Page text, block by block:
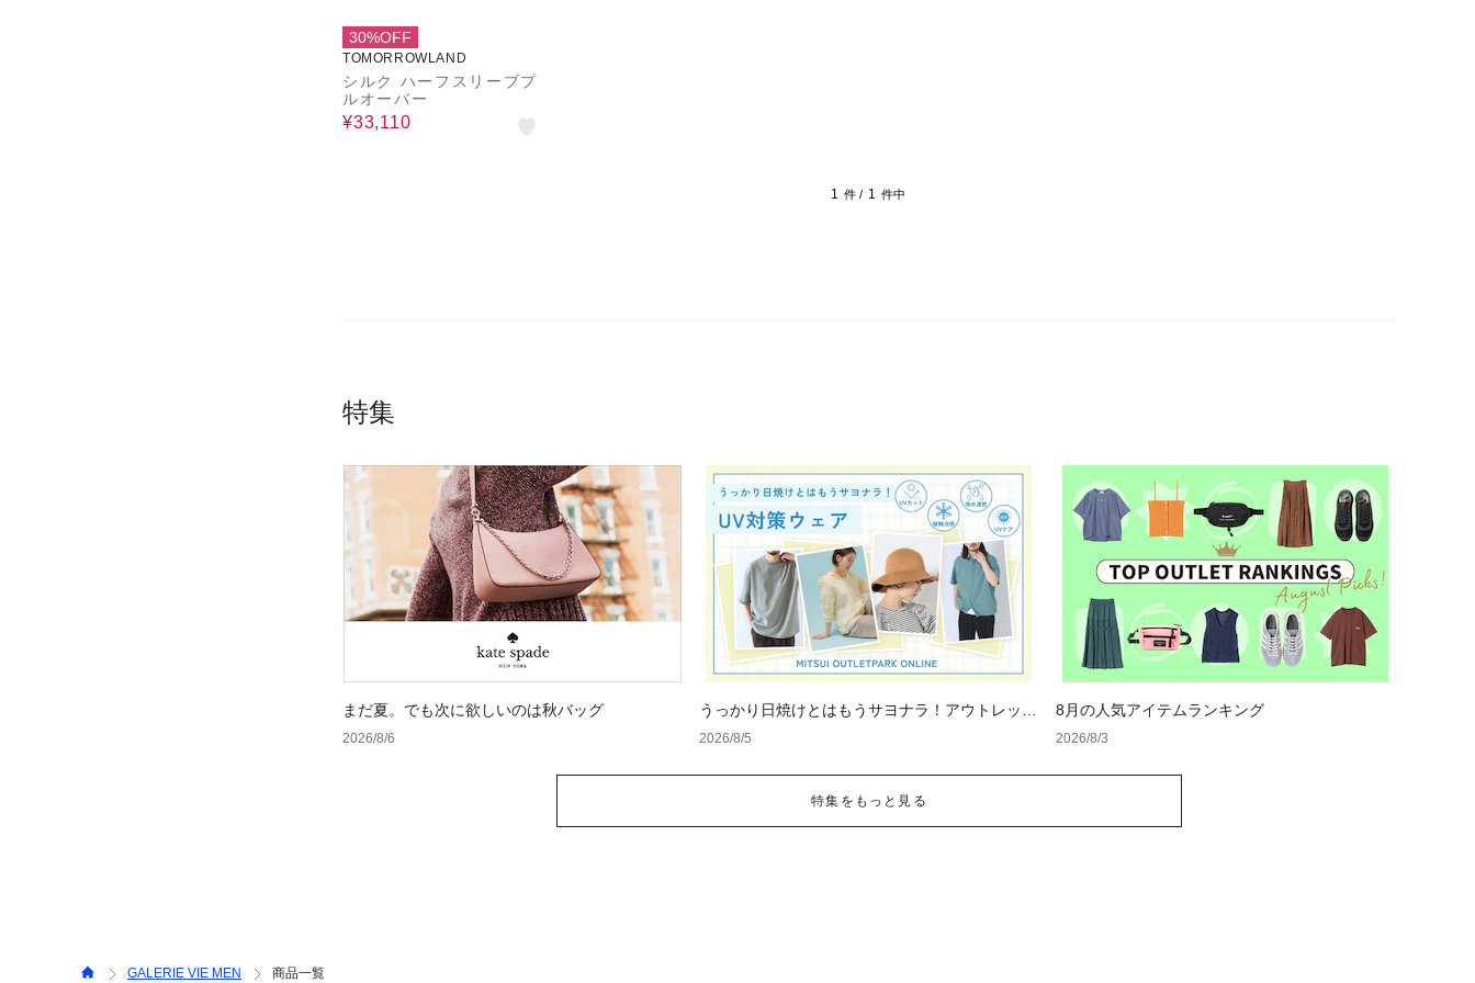
30%OFF
TOMORROWLAND
シルク ハーフスリーブプ
ルオーバー
¥33,110
1 件 / 1 件中
特集
まだ夏。でも次に欲しいのは秋バッグ
2026/8/6
うっかり日焼けとはもうサヨナラ！アウトレット
で見つけるUV対策ウェア
2026/8/5
8月の人気アイテムランキング
2026/8/3
特集をもっと見る
GALERIE VIE MEN 商品一覧